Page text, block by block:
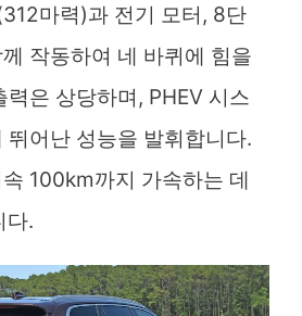
마력)과 전기 모터, 8단
작동하여 네 바퀴에 힘을
력은 상당하며, PHEV 시스
뛰어난 성능을 발휘합니다.
100km까지 가속하는 데
다.